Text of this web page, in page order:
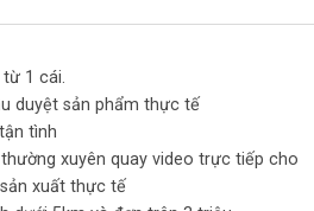
1 cái.
duyệt sản phẩm thực tế
tình
xuyên quay video trực tiếp cho
xuất thực tế